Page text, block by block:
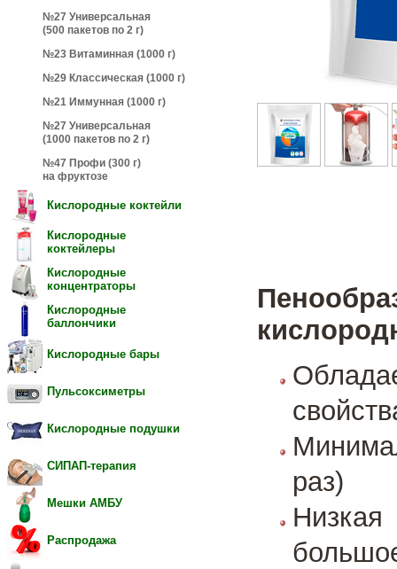
№27 Универсальная
(500 пакетов по 2 г)
№23 Витаминная (1000 г)
№29 Классическая (1000 г)
№21 Иммунная (1000 г)
№27 Универсальная
(1000 пакетов по 2 г)
№47 Профи (300 г)
на фруктозе
Кислородные коктейли
Кислородные
коктейлеры
Кислородные
концентраторы
Кислородные
баллончики
Кислородные бары
Пульсоксиметры
Кислородные подушки
СИПАП-терапия
Мешки АМБУ
Распродажа
раз)